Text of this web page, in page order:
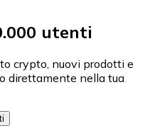
utenti
crypto, nuovi prodotti e
direttamente nella tua